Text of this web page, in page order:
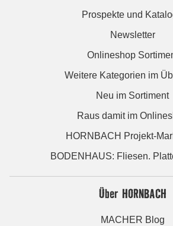
Prospekte und
Newsletter
Onlineshop
Weitere Kategorien im
Neu im Sortiment
Raus damit im
HORNBACH Projekt-
BODENHAUS: Fliesen.
Über HORNBACH
MACHER Blog